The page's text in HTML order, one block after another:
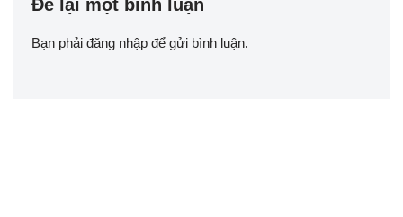
Để lại một bình luận
Bạn phải đăng nhập để gửi bình luận.